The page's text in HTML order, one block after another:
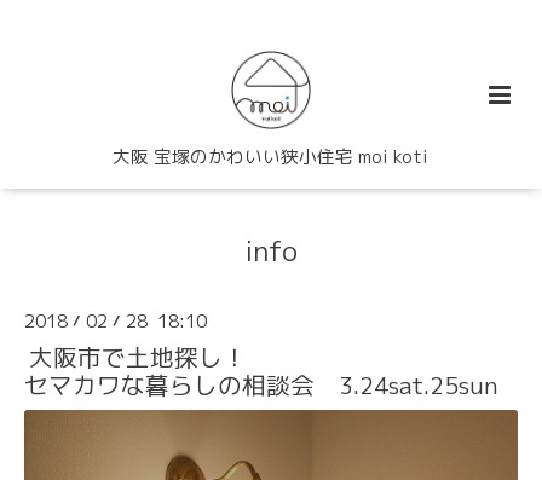
大阪 宝塚のかわいい狭小住宅 moi koti
info
2018 / 02 / 28 18:10
大阪市で土地探し！
セマカワな暮らしの相談会 3.24sat.25sun